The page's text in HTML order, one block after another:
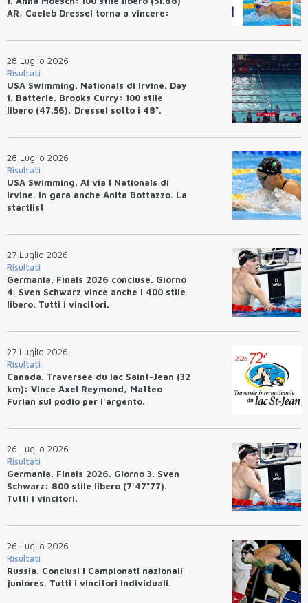
AR, Caeleb Dressel torna a vincere:
28 Luglio 2026
Risultati
USA Swimming. Nationals di Irvine. Day
1. Batterie. Brooks Curry: 100 stile
libero (47.56), Dressel sotto i 48".
28 Luglio 2026
Risultati
USA Swimming. Al via I Nationals di
Irvine. In gara anche Anita Bottazzo. La
startlist
27 Luglio 2026
Risultati
Germania. Finals 2026 concluse. Giorno
4. Sven Schwarz vince anche i 400 stile
libero. Tutti i vincitori.
27 Luglio 2026
Risultati
Canada. Traversée du lac Saint-Jean (32
km): Vince Axel Reymond, Matteo
Furlan sul podio per l'argento.
26 Luglio 2026
Risultati
Germania. Finals 2026. Giorno 3. Sven
Schwarz: 800 stile libero (7'47"77).
Tutti i vincitori.
26 Luglio 2026
Risultati
Russia. Conclusi i Campionati nazionali
juniores. Tutti i vincitori individuali.